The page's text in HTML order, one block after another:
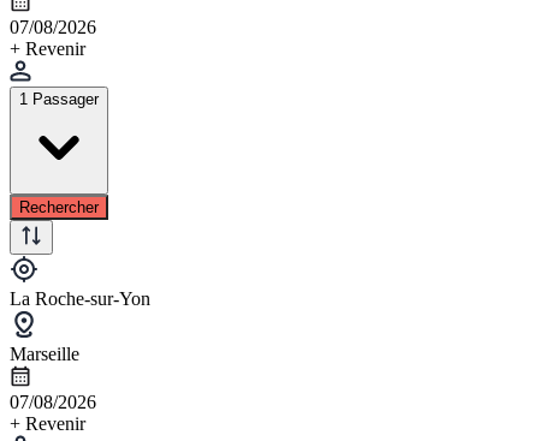
07/08/2026
+ Revenir
1 Passager
Rechercher
La Roche-sur-Yon
Marseille
07/08/2026
+ Revenir